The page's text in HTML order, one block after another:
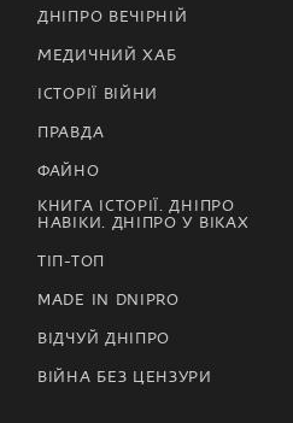
ДНІПРО ВЕЧІРНІЙ
МЕДИЧНИЙ ХАБ
ІСТОРІЇ ВІЙНИ
ПРАВДА
ФАЙНО
КНИГА ІСТОРІЇ. ДНІПРО
НАВІКИ. ДНІПРО У ВІКАХ
ТІП-ТОП
MADE IN DNIPRO
ВІДЧУЙ ДНІПРО
ВІЙНА БЕЗ ЦЕНЗУРИ